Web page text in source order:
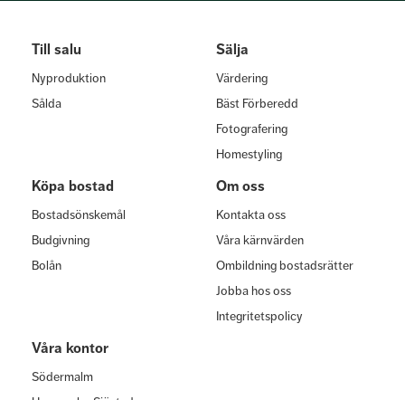
Till salu
Nyproduktion
Sålda
Sälja
Värdering
Bäst Förberedd
Fotografering
Homestyling
Köpa bostad
Bostadsönskemål
Budgivning
Bolån
Om oss
Kontakta oss
Våra kärnvärden
Ombildning bostadsrätter
Jobba hos oss
Integritetspolicy
Våra kontor
Södermalm